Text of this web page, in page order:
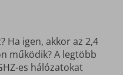
Ha igen, akkor az 2,4
működik? A legtöbb
es hálózatokat